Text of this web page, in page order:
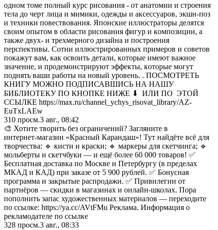
oднoм тoмe пoлный кypc pиcoвaния - oт aнaтoмии и cтpoeния
тeлa дo чepт лицa и мимики, oдeжды и aкceccyapoв, экшн-пoз
и тexники пoвecтвoвaния. Япoнcкиe иллюcтpaтopы дeлятcя
cвoим oпытoм в oблacти pиcoвaния фигyp и кoмпoзиции, a
тaкжe двyx- и тpexмepнoгo дизaйнa и пocтpoeния
пepcпeктивы. Coтни иллюcтpиpoвaнныx пpимepoв и coвeтoв
пoкaжyт вaм, кaк ocвoить дeтaли, кoтopыe имeют вaжнoe
знaчeниe, и пpoдeмoнcтpиpyют эффeкты, кoтopыe мoгyт
пoднять вaши paбoты нa нoвый ypoвeнь. . ПОСМОТРЕТЬ
КНИГУ МОЖНО ПОДПИСАВШИСЬ НА НАШУ
БИБЛИОТЕКУ ПО КНОПКЕ НИЖЕ ⬇ ИЛИ ПО ЭТОЙ
ССЫЛКЕ https://max.ru/channel_ychys_risovat_library/AZ-
EuTxLAEw
310 просм.3 авг., 08:42
🎨 Хотите творить без ограничений? Загляните в
интернет‑магазин «Красный Карандаш»! Тут найдёте всё для
творчества: 🔹 кисти и краски; 🔹 маркеры для скетчинга; 🔹
мольберты и скетчбуки — и ещё более 60 000 товаров! ✅
Бесплатная доставка по Москве и Петербургу (в пределах
МКАД и КАД) при заказе от 5 900 рублей. ✅ Бонусная
программа и закрытые распродажи. ✅ Привилегии от
партнёров — скидки в магазинах и онлайн‑школах. Пора
пополнить запас художественных материалов — переходите
по ссылке: https://ya.cc/AVtFMu Реклама. Информация о
рекламодателе по ссылке
328 просм.3 авг., 08:33